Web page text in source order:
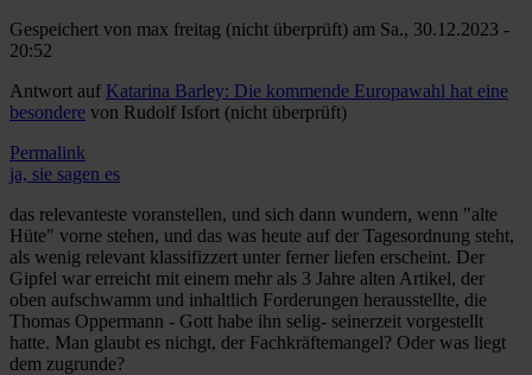
Gespeichert von max freitag (nicht überprüft) am Sa., 30.12.2023 -
20:52
Antwort auf Katarina Barley: Die kommende Europawahl hat eine
besondere von Rudolf Isfort (nicht überprüft)
Permalink
ja, sie sagen es
das relevanteste voranstellen, und sich dann wundern, wenn "alte
Hüte" vorne stehen, und das was heute auf der Tagesordnung steht,
als wenig relevant klassifizzert unter ferner liefen erscheint. Der
Gipfel war erreicht mit einem mehr als 3 Jahre alten Artikel, der
oben aufschwamm und inhaltlich Forderungen herausstellte, die
Thomas Oppermann - Gott habe ihn selig- seinerzeit vorgestellt
hatte. Man glaubt es nichgt, der Fachkräftemangel? Oder was liegt
dem zugrunde?